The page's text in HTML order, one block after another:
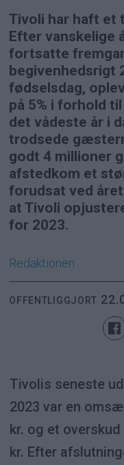
Tivoli har haft et
Efter vanskelige
fortsatte
begivenhedsrigt
fødselsdag,
på 5% i forhold
det vådeste år i
trodsede
godt 4 millioner
afstedkom et
forudsat ved
at Tivoli
for 2023.
Redaktionen
OFFENTLIGGJORT
Tivolis seneste
2023 var en
kr. og et
kr. Efter